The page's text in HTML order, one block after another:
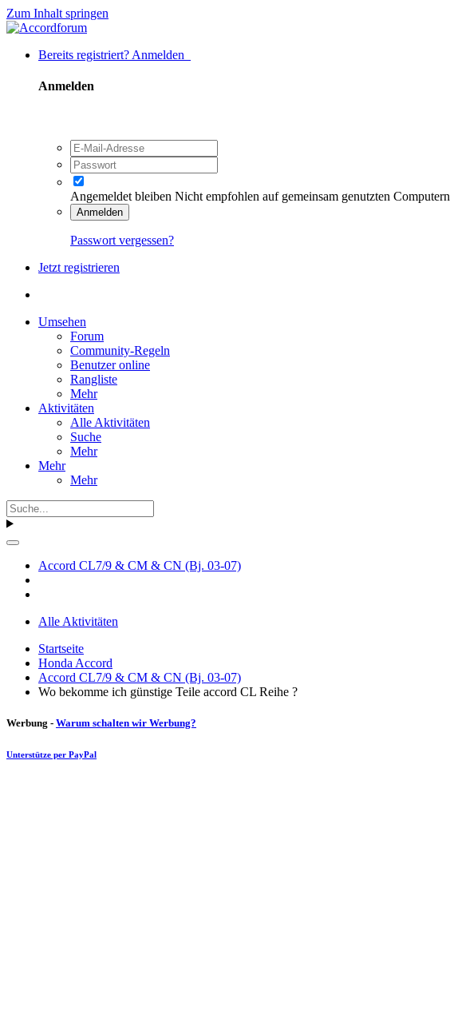
Zum Inhalt springen
Bereits registriert? Anmelden
Anmelden
Angemeldet bleiben Nicht empfohlen auf gemeinsam genutzten Computern
Anmelden
Passwort vergessen?
Jetzt registrieren
Umsehen
Forum
Community-Regeln
Benutzer online
Rangliste
Mehr
Aktivitäten
Alle Aktivitäten
Suche
Mehr
Mehr
Mehr
Accord CL7/9 & CM & CN (Bj. 03-07)
Alle Aktivitäten
Startseite
Honda Accord
Accord CL7/9 & CM & CN (Bj. 03-07)
Wo bekomme ich günstige Teile accord CL Reihe ?
Werbung - Warum schalten wir Werbung?
Unterstütze per PayPal